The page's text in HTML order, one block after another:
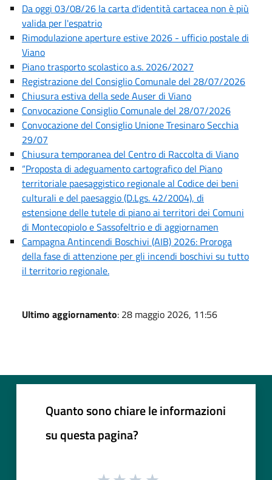
Da oggi 03/08/26 la carta d'identità cartacea non è più
valida per l'espatrio
Rimodulazione aperture estive 2026 - ufficio postale di
Viano
Piano trasporto scolastico a.s. 2026/2027
Registrazione del Consiglio Comunale del 28/07/2026
Chiusura estiva della sede Auser di Viano
Convocazione Consiglio Comunale del 28/07/2026
Convocazione del Consiglio Unione Tresinaro Secchia
29/07
Chiusura temporanea del Centro di Raccolta di Viano
“Proposta di adeguamento cartografico del Piano
territoriale paesaggistico regionale al Codice dei beni
culturali e del paesaggio (D.Lgs. 42/2004), di
estensione delle tutele di piano ai territori dei Comuni
di Montecopiolo e Sassofeltrio e di aggiornamen
Campagna Antincendi Boschivi (AIB) 2026: Proroga
della fase di attenzione per gli incendi boschivi su tutto
il territorio regionale.
Ultimo aggiornamento: 28 maggio 2026, 11:56
Quanto sono chiare le informazioni
su questa pagina?